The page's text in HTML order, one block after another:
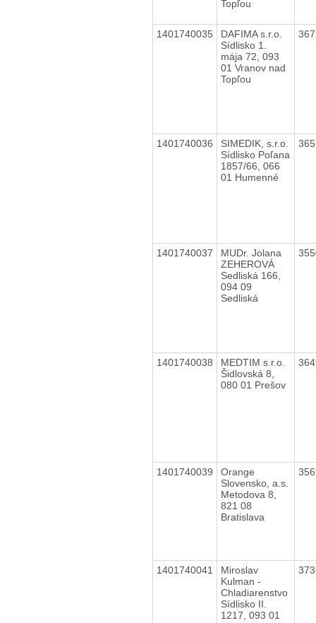
Topľou
1401740035
DAFIMA s.r.o.
Sídlisko 1.
mája 72, 093
01 Vranov nad
Topľou
1401740036
SIMEDIK, s.r.o.
Sídlisko Poľana
1857/66, 066
01 Humenné
1401740037
MUDr. Jolana
ZEHEROVÁ
Sedliská 166,
094 09
Sedliská
1401740038
MEDTIM s.r.o.
Šidlovská 8,
080 01 Prešov
1401740039
Orange
Slovensko, a.s.
Metodova 8,
821 08
Bratislava
1401740041
Miroslav
Kulman -
Chladiarenstvo
Sídlisko II.
1217, 093 01